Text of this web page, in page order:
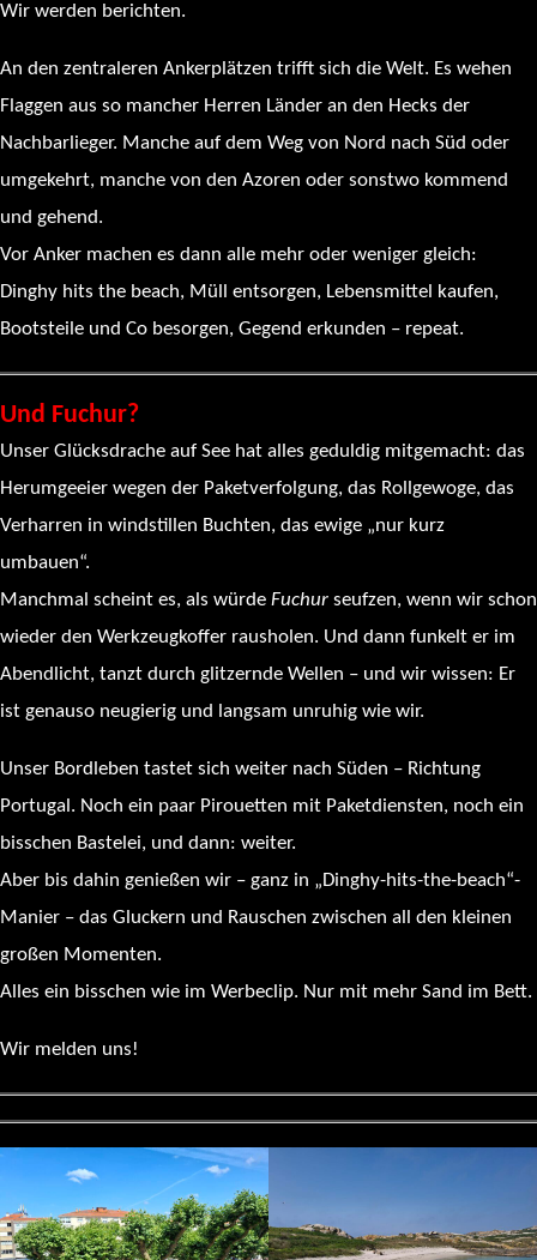
Wir werden berichten.
An den zentraleren Ankerplätzen trifft sich die Welt. Es wehen
Flaggen aus so mancher Herren Länder an den Hecks der
Nachbarlieger. Manche auf dem Weg von Nord nach Süd oder
umgekehrt, manche von den Azoren oder sonstwo kommend
und gehend.
Vor Anker machen es dann alle mehr oder weniger gleich:
Dinghy hits the beach, Müll entsorgen, Lebensmittel kaufen,
Bootsteile und Co besorgen, Gegend erkunden – repeat.
Und Fuchur?
Unser Glücksdrache auf See hat alles geduldig mitgemacht: das
Herumgeeier wegen der Paketverfolgung, das Rollgewoge, das
Verharren in windstillen Buchten, das ewige „nur kurz
umbauen“.
Manchmal scheint es, als würde Fuchur seufzen, wenn wir schon
wieder den Werkzeugkoffer rausholen. Und dann funkelt er im
Abendlicht, tanzt durch glitzernde Wellen – und wir wissen: Er
ist genauso neugierig und langsam unruhig wie wir.
Unser Bordleben tastet sich weiter nach Süden – Richtung
Portugal. Noch ein paar Pirouetten mit Paketdiensten, noch ein
bisschen Bastelei, und dann: weiter.
Aber bis dahin genießen wir – ganz in „Dinghy-hits-the-beach“-
Manier – das Gluckern und Rauschen zwischen all den kleinen
großen Momenten.
Alles ein bisschen wie im Werbeclip. Nur mit mehr Sand im Bett.
Wir melden uns!